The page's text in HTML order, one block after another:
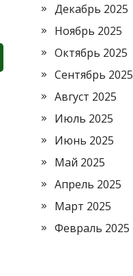
Декабрь 2025
Ноябрь 2025
Октябрь 2025
Сентябрь 2025
Август 2025
Июль 2025
Июнь 2025
Май 2025
Апрель 2025
Март 2025
Февраль 2025